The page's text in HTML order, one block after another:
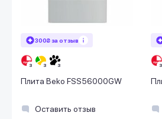
300₴ за отзыв
Плита Beko FSS56000GW
Оставить отзыв